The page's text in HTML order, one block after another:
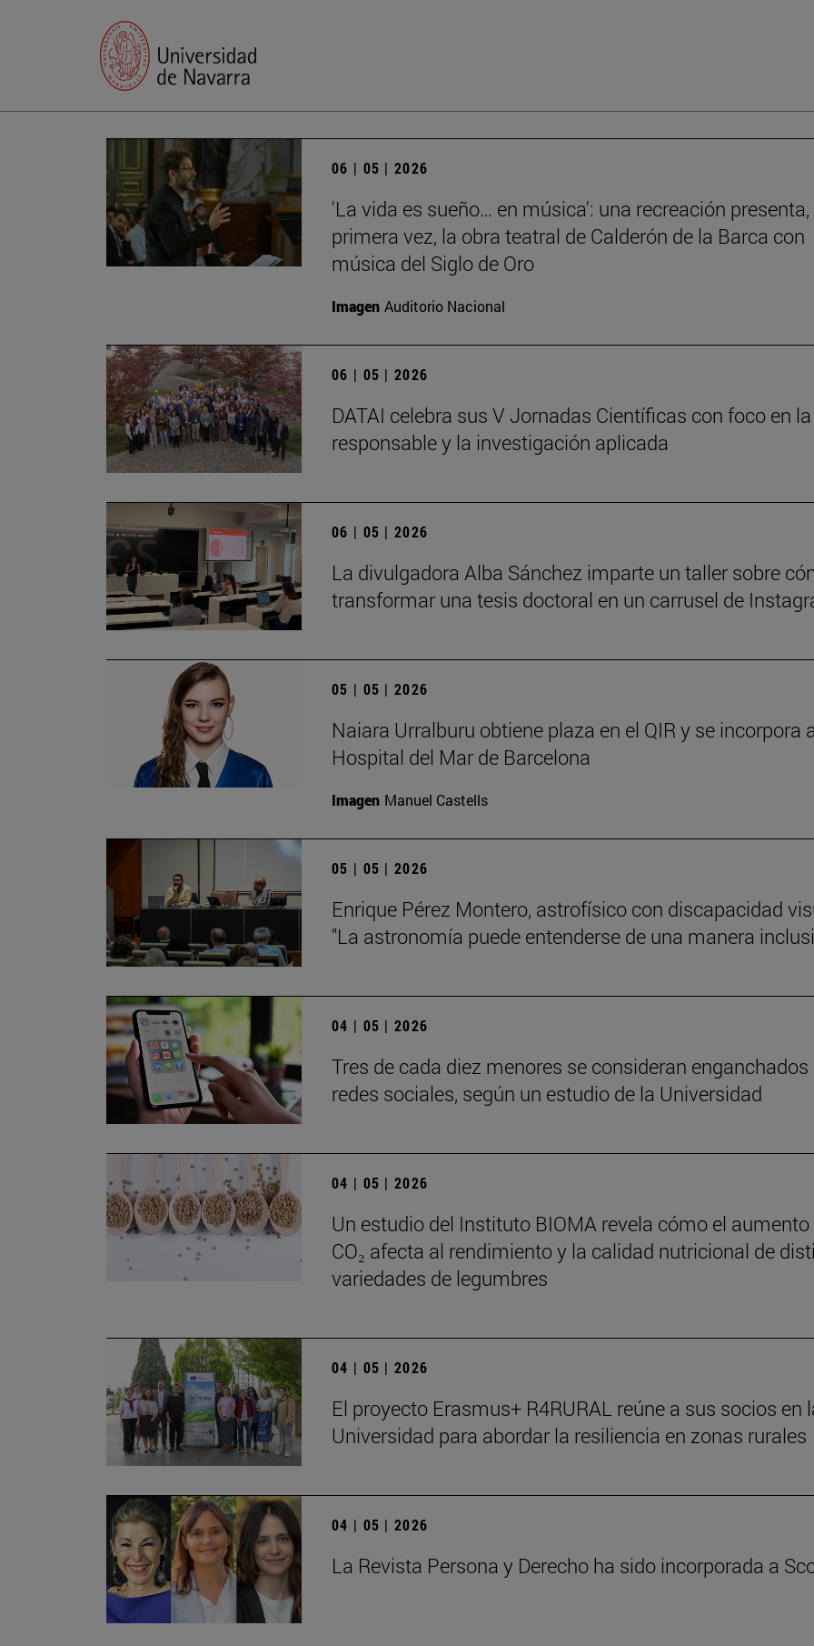
06 | 05 | 2026
'La vida es sueño… en música': una recreación
primera vez, la obra teatral de Calderón de la Barca con
música del Siglo de Oro
Imagen Auditorio Nacional
06 | 05 | 2026
DATAI celebra sus V Jornadas Científicas con foco en
responsable y la investigación aplicada
06 | 05 | 2026
La divulgadora Alba Sánchez imparte un taller sobre
transformar una tesis doctoral en un carrusel de
05 | 05 | 2026
Naiara Urralburu obtiene plaza en el QIR y se incorpora
Hospital del Mar de Barcelona
Imagen Manuel Castells
05 | 05 | 2026
Enrique Pérez Montero, astrofísico con discapacidad
"La astronomía puede entenderse de una manera
04 | 05 | 2026
Tres de cada diez menores se consideran enganchados
redes sociales, según un estudio de la Universidad
04 | 05 | 2026
Un estudio del Instituto BIOMA revela cómo el aumento
CO₂ afecta al rendimiento y la calidad nutricional de
variedades de legumbres
04 | 05 | 2026
El proyecto Erasmus+ R4RURAL reúne a sus socios en
Universidad para abordar la resiliencia en zonas rurales
04 | 05 | 2026
La Revista Persona y Derecho ha sido incorporada a